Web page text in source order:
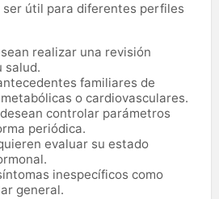
ser útil para diferentes perfiles
realizar una revisión
salud.
familiares de
o cardiovasculares.
controlar parámetros
periódica.
evaluar su estado
inespecíficos como
general.